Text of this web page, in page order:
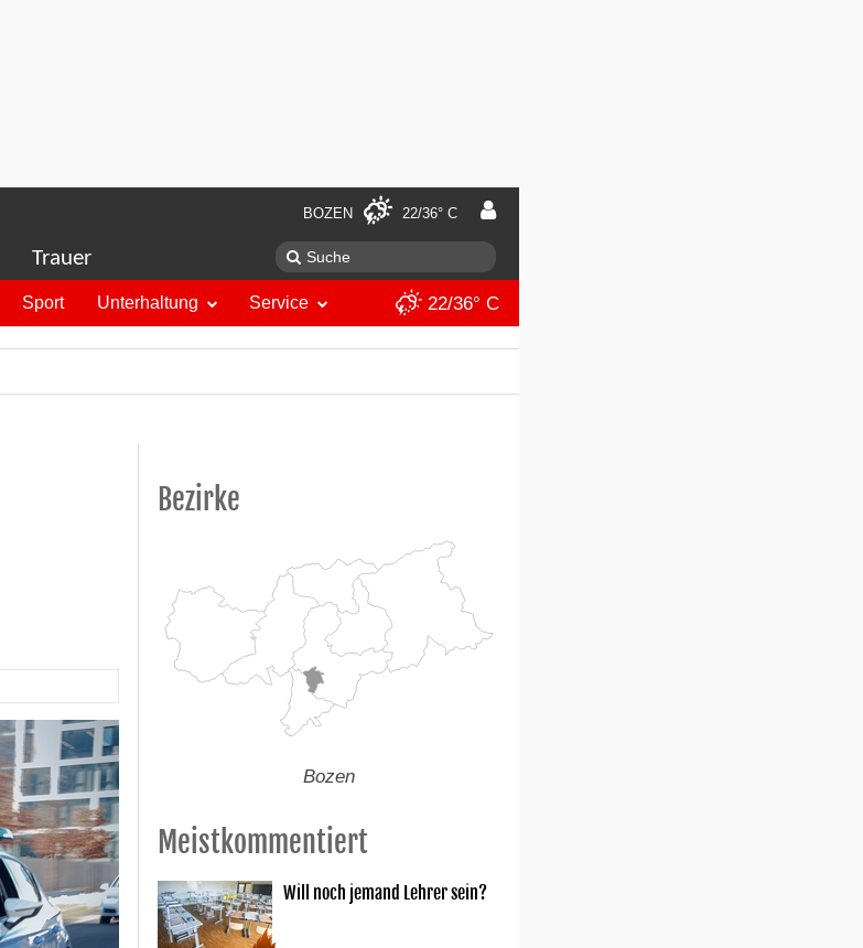
BOZEN 22/36° C
Trauer
Sport Unterhaltung Service 22/36° C
Bezirke
Bozen
Meistkommentiert
Will noch jemand Lehrer sein?